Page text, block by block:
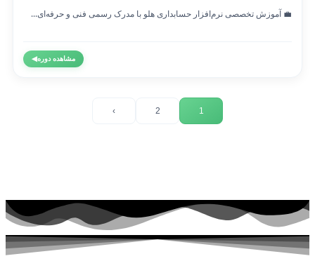
💼 آموزش تخصصی نرم‌افزار حسابداری هلو با مدرک رسمی فنی و حرفه‌ای...
مشاهده دوره◀